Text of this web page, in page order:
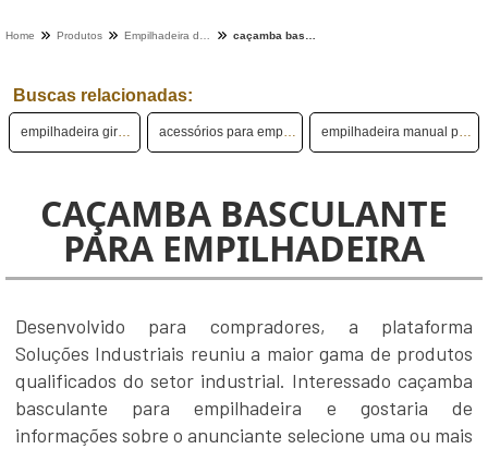
Home Produtos
Buscas relacionadas:
empilhadeira gira tambor acessórios para empilhadeiras empilhadeira manual para tambor
CAÇAMBA BASCULANTE
PARA EMPILHADEIRA
Desenvolvido para compradores, a plataforma
Soluções Industriais reuniu a maior gama de produtos
qualificados do setor industrial. Interessado caçamba
basculante para empilhadeira e gostaria de
informações sobre o anunciante selecione uma ou mais